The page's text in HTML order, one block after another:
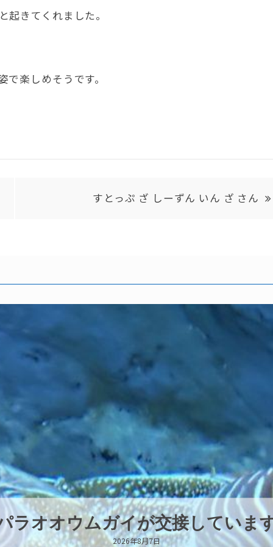
きてくれました。
楽しめそうです。
すとっぷ ざ しーずん いん ざ さん
ラオオウムガイが交接していま
2026年8月7日